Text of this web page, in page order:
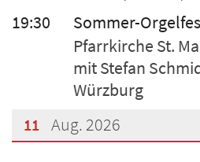
19:30
Sommer-
Pfarrkirche St.
mit Stefan
Würzburg
11 Aug. 2026